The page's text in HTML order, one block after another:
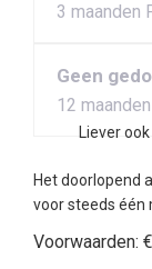
3 maanden
Geen
12
Liever
Het doorlopend
voor steeds één
Voorwaarden: